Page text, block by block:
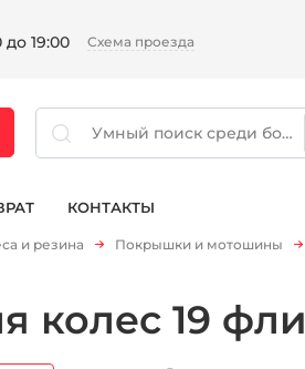
19:00 Схема проезда
КОНТАКТЫ
и резина Покрышки и мотошины
колес 19